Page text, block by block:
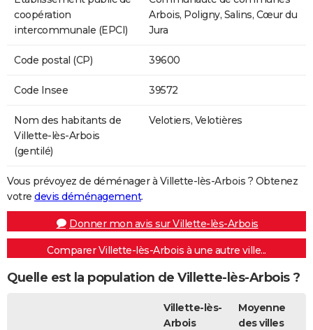
coopération
intercommunale (EPCI)
Arbois, Poligny, Salins, Cœur du
Jura
Code postal (CP) 39600
Code Insee 39572
Nom des habitants de
Villette-lès-Arbois
(gentilé)
Velotiers, Velotières
Vous prévoyez de déménager à Villette-lès-Arbois ? Obtenez
votre devis déménagement.
Donner mon avis sur Villette-lès-Arbois
Comparer Villette-lès-Arbois à une autre ville...
Quelle est la population de Villette-lès-Arbois ?
Villette-lès-
Arbois
Moyenne
des villes